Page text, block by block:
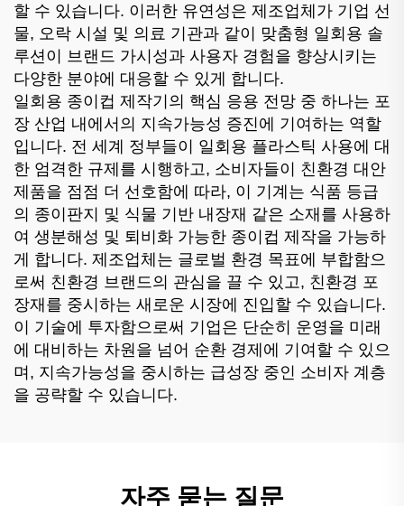
할 수 있습니다. 이러한 유연성은 제조업체가 기업 선
물, 오락 시설 및 의료 기관과 같이 맞춤형 일회용 솔
루션이 브랜드 가시성과 사용자 경험을 향상시키는
다양한 분야에 대응할 수 있게 합니다.
일회용 종이컵 제작기의 핵심 응용 전망 중 하나는 포
장 산업 내에서의 지속가능성 증진에 기여하는 역할
입니다. 전 세계 정부들이 일회용 플라스틱 사용에 대
한 엄격한 규제를 시행하고, 소비자들이 친환경 대안
제품을 점점 더 선호함에 따라, 이 기계는 식품 등급
의 종이판지 및 식물 기반 내장재 같은 소재를 사용하
여 생분해성 및 퇴비화 가능한 종이컵 제작을 가능하
게 합니다. 제조업체는 글로벌 환경 목표에 부합함으
로써 친환경 브랜드의 관심을 끌 수 있고, 친환경 포
장재를 중시하는 새로운 시장에 진입할 수 있습니다.
이 기술에 투자함으로써 기업은 단순히 운영을 미래
에 대비하는 차원을 넘어 순환 경제에 기여할 수 있으
며, 지속가능성을 중시하는 급성장 중인 소비자 계층
을 공략할 수 있습니다.
자주 묻는 질문